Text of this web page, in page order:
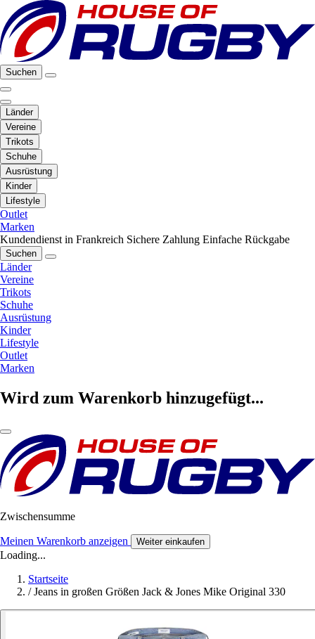
Suchen
Länder
Vereine
Trikots
Schuhe
Ausrüstung
Kinder
Lifestyle
Outlet
Marken
Kundendienst in Frankreich Sichere Zahlung Einfache Rückgabe
Suchen
Länder
Vereine
Trikots
Schuhe
Ausrüstung
Kinder
Lifestyle
Outlet
Marken
Wird zum Warenkorb hinzugefügt...
Zwischensumme
Meinen Warenkorb anzeigen Weiter einkaufen
Loading...
Startseite
/ Jeans in großen Größen Jack & Jones Mike Original 330